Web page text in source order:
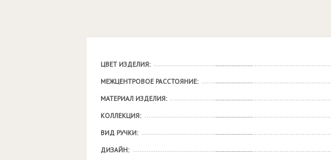
ЦВЕТ ИЗДЕЛИЯ:
МЕЖЦЕНТРОВОЕ РАССТОЯНИЕ:
МАТЕРИАЛ ИЗДЕЛИЯ:
КОЛЛЕКЦИЯ:
ВИД РУЧКИ:
ДИЗАЙН: